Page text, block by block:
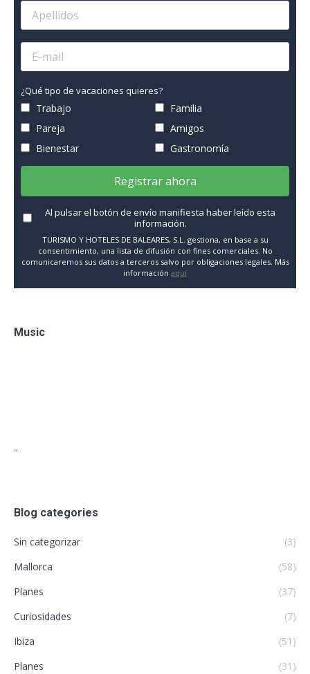
¿Qué tipo de vacaciones quieres?
Trabajo
Familia
Pareja
Amigos
Bienestar
Gastronomía
Registrar ahora
Al pulsar el botón de envío manifiesta haber leído esta
información.
TURISMO Y HOTELES DE BALEARES, S.L. gestiona, en base a su
consentimiento, una lista de difusión con fines comerciales. No
comunicaremos sus datos a terceros salvo por obligaciones legales. Más
información aquí
Music
"
Blog categories
Sin categorizar
(3)
Mallorca
(58)
Planes
(37)
Curiosidades
(7)
Ibiza
(51)
Planes
(31)